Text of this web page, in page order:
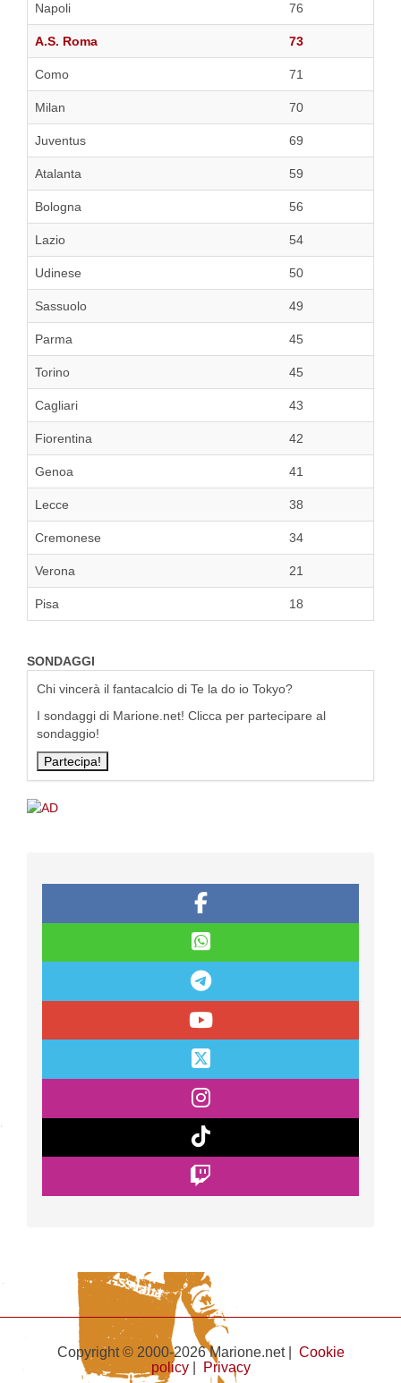
Napoli 76
A.S. Roma 73
Como 71
Milan 70
Juventus 69
Atalanta 59
Bologna 56
Lazio 54
Udinese 50
Sassuolo 49
Parma 45
Torino 45
Cagliari 43
Fiorentina 42
Genoa 41
Lecce 38
Cremonese 34
Verona 21
Pisa 18
SONDAGGI
Chi vincerà il fantacalcio di Te la do io Tokyo?
I sondaggi di Marione.net! Clicca per partecipare al
sondaggio!
Copyright © 2000-2026 Marione.net | Cookie
policy| Privacy